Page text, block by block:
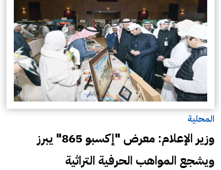
المحلية
وزير الإعلام: معرض "إكسبو 865" يبرز
ويشجع المواهب الحرفية التراثية